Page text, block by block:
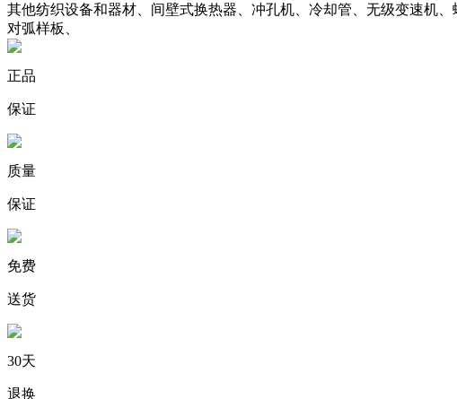
其他纺织设备和器材、间壁式换热器、冲孔机、冷却管、无级变速机
对弧样板、
正品
保证
质量
保证
免费
送货
30天
退换